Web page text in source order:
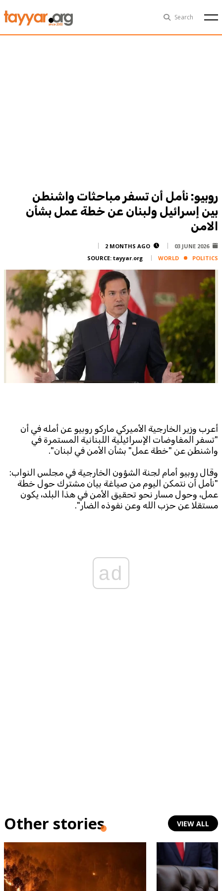
Search
Fri, Aug 7th 29°C
FPM
Services
Horoscope
Polls
Jobs
Writers
Legal
Subscribe to the newsletter
TTV
TTV Plus
روبيو: نأمل أن تسفر مباحثات واشنطن
بين إسرائيل ولبنان عن خطة عمل بشأن
الامن
03 JUNE 2026
2 MONTHS AGO
WORLD
POLITICS
SOURCE: tayyar.org
أعرب وزير الخارجية الأميركي ماركو روبيو عن أمله في أن
"تسفر المفاوضات الإسرائيلية اللبنانية المستمرة في
واشنطن عن "خطة عمل" بشأن الأمن في لبنان".
وقال روبيو أمام لجنة الشؤون الخارجية في مجلس النواب:
"نأمل أن نتمكن اليوم من صياغة بيان مشترك حول خطة
عمل، وحول مسار نحو تحقيق الأمن في هذا البلد، يكون
مستقلا عن حزب الله وعن نفوذه الضار".
ad
Other stories VIEW ALL